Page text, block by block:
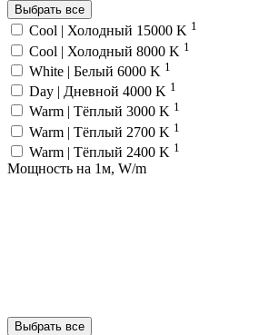
Выбрать все
Cool | Холодный 15000 K 1
Cool | Холодный 8000 K 1
White | Белый 6000 K 1
Day | Дневной 4000 K 1
Warm | Тёплый 3000 K 1
Warm | Тёплый 2700 K 1
Warm | Тёплый 2400 K 1
Мощность на 1м, W/m
Выбрать все